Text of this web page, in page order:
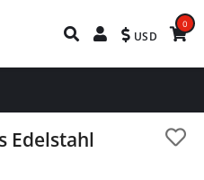
USD
0
Edelstahl